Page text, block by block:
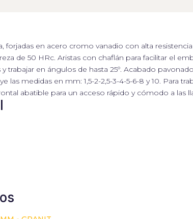
forjadas en acero cromo vanadio con alta
de 50 HRc. Aristas con chaflán para facilitar el
y trabajar en ángulos de hasta 25º. Acabado
las medidas en mm: 1,5-2-2,5-3-4-5-6-8 y 10. Para
abatible para un acceso rápido y cómodo a las